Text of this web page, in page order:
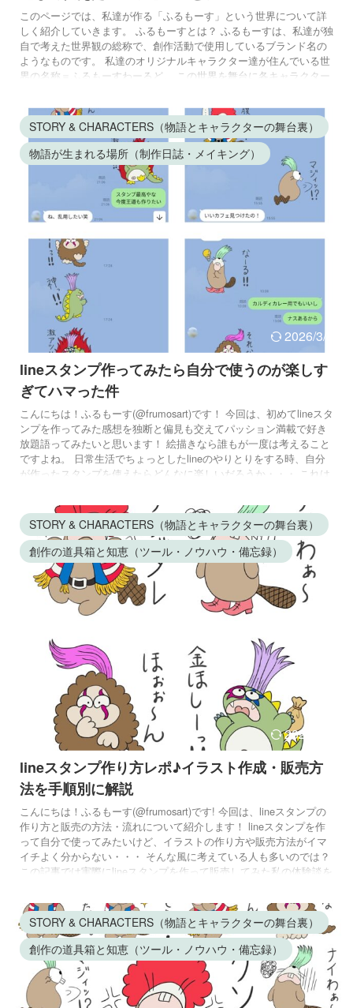
このページでは、私達が作る「ふるもーす」という世界について詳
しく紹介していきます。 ふるもーすとは？ ふるもーすは、私達が独
自で考えた世界観の総称で、創作活動で使用しているブランド名の
ようなものです。 私達のオリジナルキャラクター達が住んでいる世
界の名称＝ふるもーすわーるど。 この世界を舞台に各キャラクター
には真面目にイラストや文章で表現していきます。 キャッチコピー
は『へんてこな生き物たちのへんてこな日常』。 彼らの風変わりで
陽気な暮らしを覗 ...
STORY & CHARACTERS（物語とキャラクターの舞台裏）
物語が生まれる場所（制作日誌・メイキング）
2026/3/8
lineスタンプ作ってみたら自分で使うのが楽しす
ぎてハマった件
こんにちは！ふるもーす(@frumosart)です！ 今回は、初めてlineスタ
ンプを作ってみた感想を独断と偏見も交えてパッション満載で好き
放題語ってみたいと思います！ 絵描きなら誰もが一度は考えること
ですよね。 日常生活でちょっとしたlineのやりとりをする時、自分
が作ったスタンプを使えたらどんなに楽しいだろうか・・・ これは
熱きドリームにどうしても抗えず、試しに作ってみましたよ！ じゃ
じゃーーーーん！ これがね、もう最高に楽しかった！ 想像 ...
STORY & CHARACTERS（物語とキャラクターの舞台裏）
創作の道具箱と知恵（ツール・ノウハウ・備忘録）
2026/3/8
lineスタンプ作り方レポ♪イラスト作成・販売方
法を手順別に解説
こんにちは！ふるもーす(@frumosart)です! 今回は、lineスタンプの
作り方と販売の方法・流れについて紹介します！ lineスタンプを作
って自分で使ってみたいけど、イラストの作り方や販売方法がイマ
イチよく分からない・・・ そんな風に考えている人も多いのでは？
この記事では実際にlineスタンプを作って販売してみた私の体験談を
な画像付きで紹介しています。 初めてlineスタンプを作る初心者ク
リエイターさんは是非参考にしてみて下さいね。 ...
STORY & CHARACTERS（物語とキャラクターの舞台裏）
創作の道具箱と知恵（ツール・ノウハウ・備忘録）